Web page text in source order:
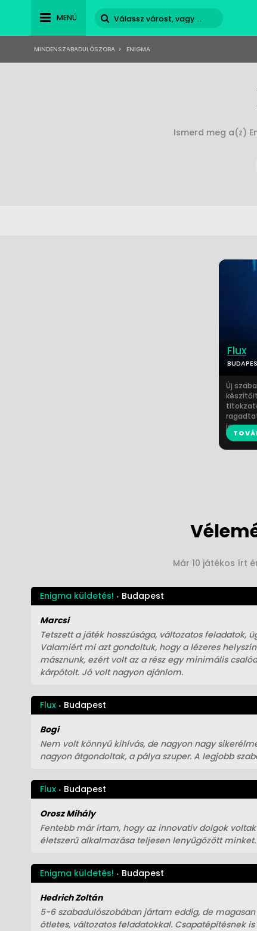
MENÜ
MINDENSZABADULÓSZOBA > ENIGMA
Ismerd meg a(z)
Flux
Új
je...
Már 10 játékos írt
Enigma küldetés! Budapest
Marcsi
Tetszett a játék hosszúsága, változatos feladatok,
Valamiért mi azt gondoltuk, hogy a lézeres
másznunk, ezért volt az a rész egy minimális
kárpótolt. Jó volt nagyon ajánlom.
Enigma küldetés! Budapest
Hedrich Zoltán
5-6 szabadulószobában jártam eddig, de
ötletes, változatos feladatokkal. Csapatépítésnek
Flux Budapest
Bogi
Nem volt könnyű kihívás, de nagyon nagy
nagyon átgondoltak, a pálya szuper. A legjobb
Flux Budapest
Orosz Mihály
Fentebb már írtam, hogy az innovatív dolgok
életszerű alkalmazása teljesen lenyűgözött minket.